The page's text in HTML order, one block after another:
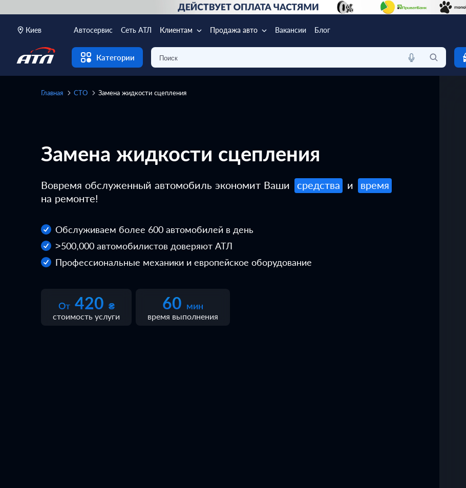
Киев Автосервис Сеть АТЛ Клиентам Продажа авто Вакансии Блог
Категории
Главная СТО Замена жидкости сцепления
Замена жидкости сцепления
Вовремя обслуженный автомобиль экономит Ваши средства и
время
на ремонте!
Обслуживаем более 600 автомобилей в день
>500,000 автомобилистов доверяют АТЛ
Профессиональные механики и европейское оборудование
От 420 ₴
стоимость услуги
60 мин
время выполнения